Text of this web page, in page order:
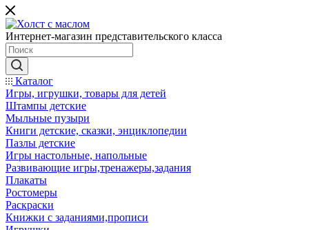
Интернет-магазин представительского класса
Каталог
Игры, игрушки, товары для детей
Штампы детские
Мыльные пузыри
Книги детские, сказки, энциклопедии
Пазлы детские
Игры настольные, напольные
Развивающие игры,тренажеры,задания
Плакаты
Ростомеры
Раскраски
Книжки с заданиями,прописи